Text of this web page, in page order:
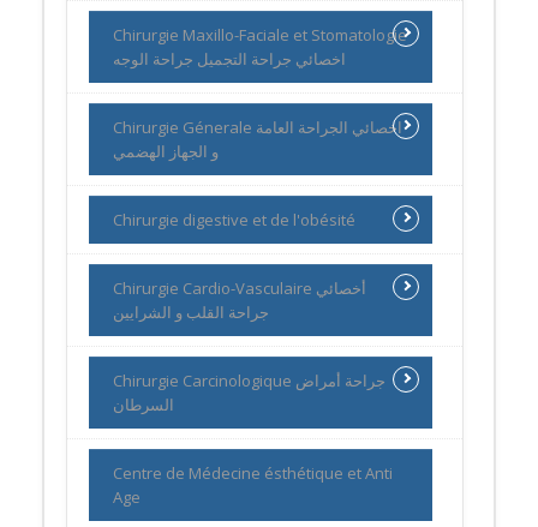
Chirurgie Maxillo-Faciale et Stomatologie
اخصائي جراحة التجميل جراحة الوجه
Chirurgie Génerale اخصائي الجراحة العامة
و الجهاز الهضمي
Chirurgie digestive et de l'obésité
Chirurgie Cardio-Vasculaire أخصائي
جراحة القلب و الشرايين
Chirurgie Carcinologique جراحة أمراض
السرطان
Centre de Médecine ésthétique et Anti
Age